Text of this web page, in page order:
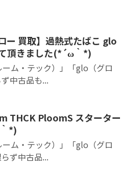
ー 買取】過熱式たばこ glo
頂きました(*´ω｀*)
ーム・テック）」「glo（グロ
中古品も...
THCK PloomS スターター
*)
ーム・テック）」「glo（グロ
ず中古品...